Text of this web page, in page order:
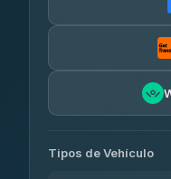
Khamkhun Tour
Tipos de Vehículo